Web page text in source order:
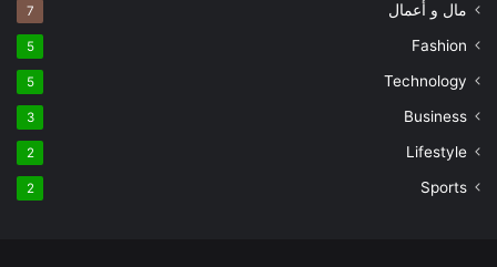
مال و أعمال 7
Fashion
5
Technology
5
Business
3
Lifestyle
2
Sports
2